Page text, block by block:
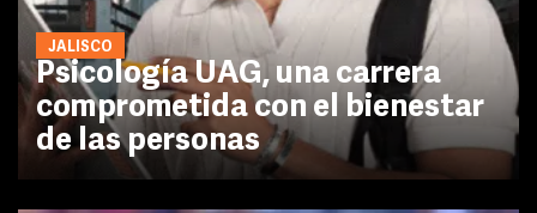
JALISCO
Psicología UAG, una carrera
comprometida con el bienestar
de las personas